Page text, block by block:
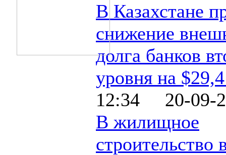
В Казахстане
снижение
долга банков
уровня на
12:34 20-09-
В жилищное
строительство